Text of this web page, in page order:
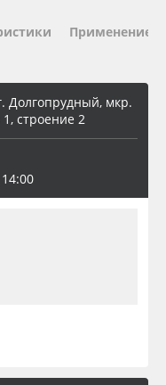
Применение
Долгопрудный, мкр.
строение 2